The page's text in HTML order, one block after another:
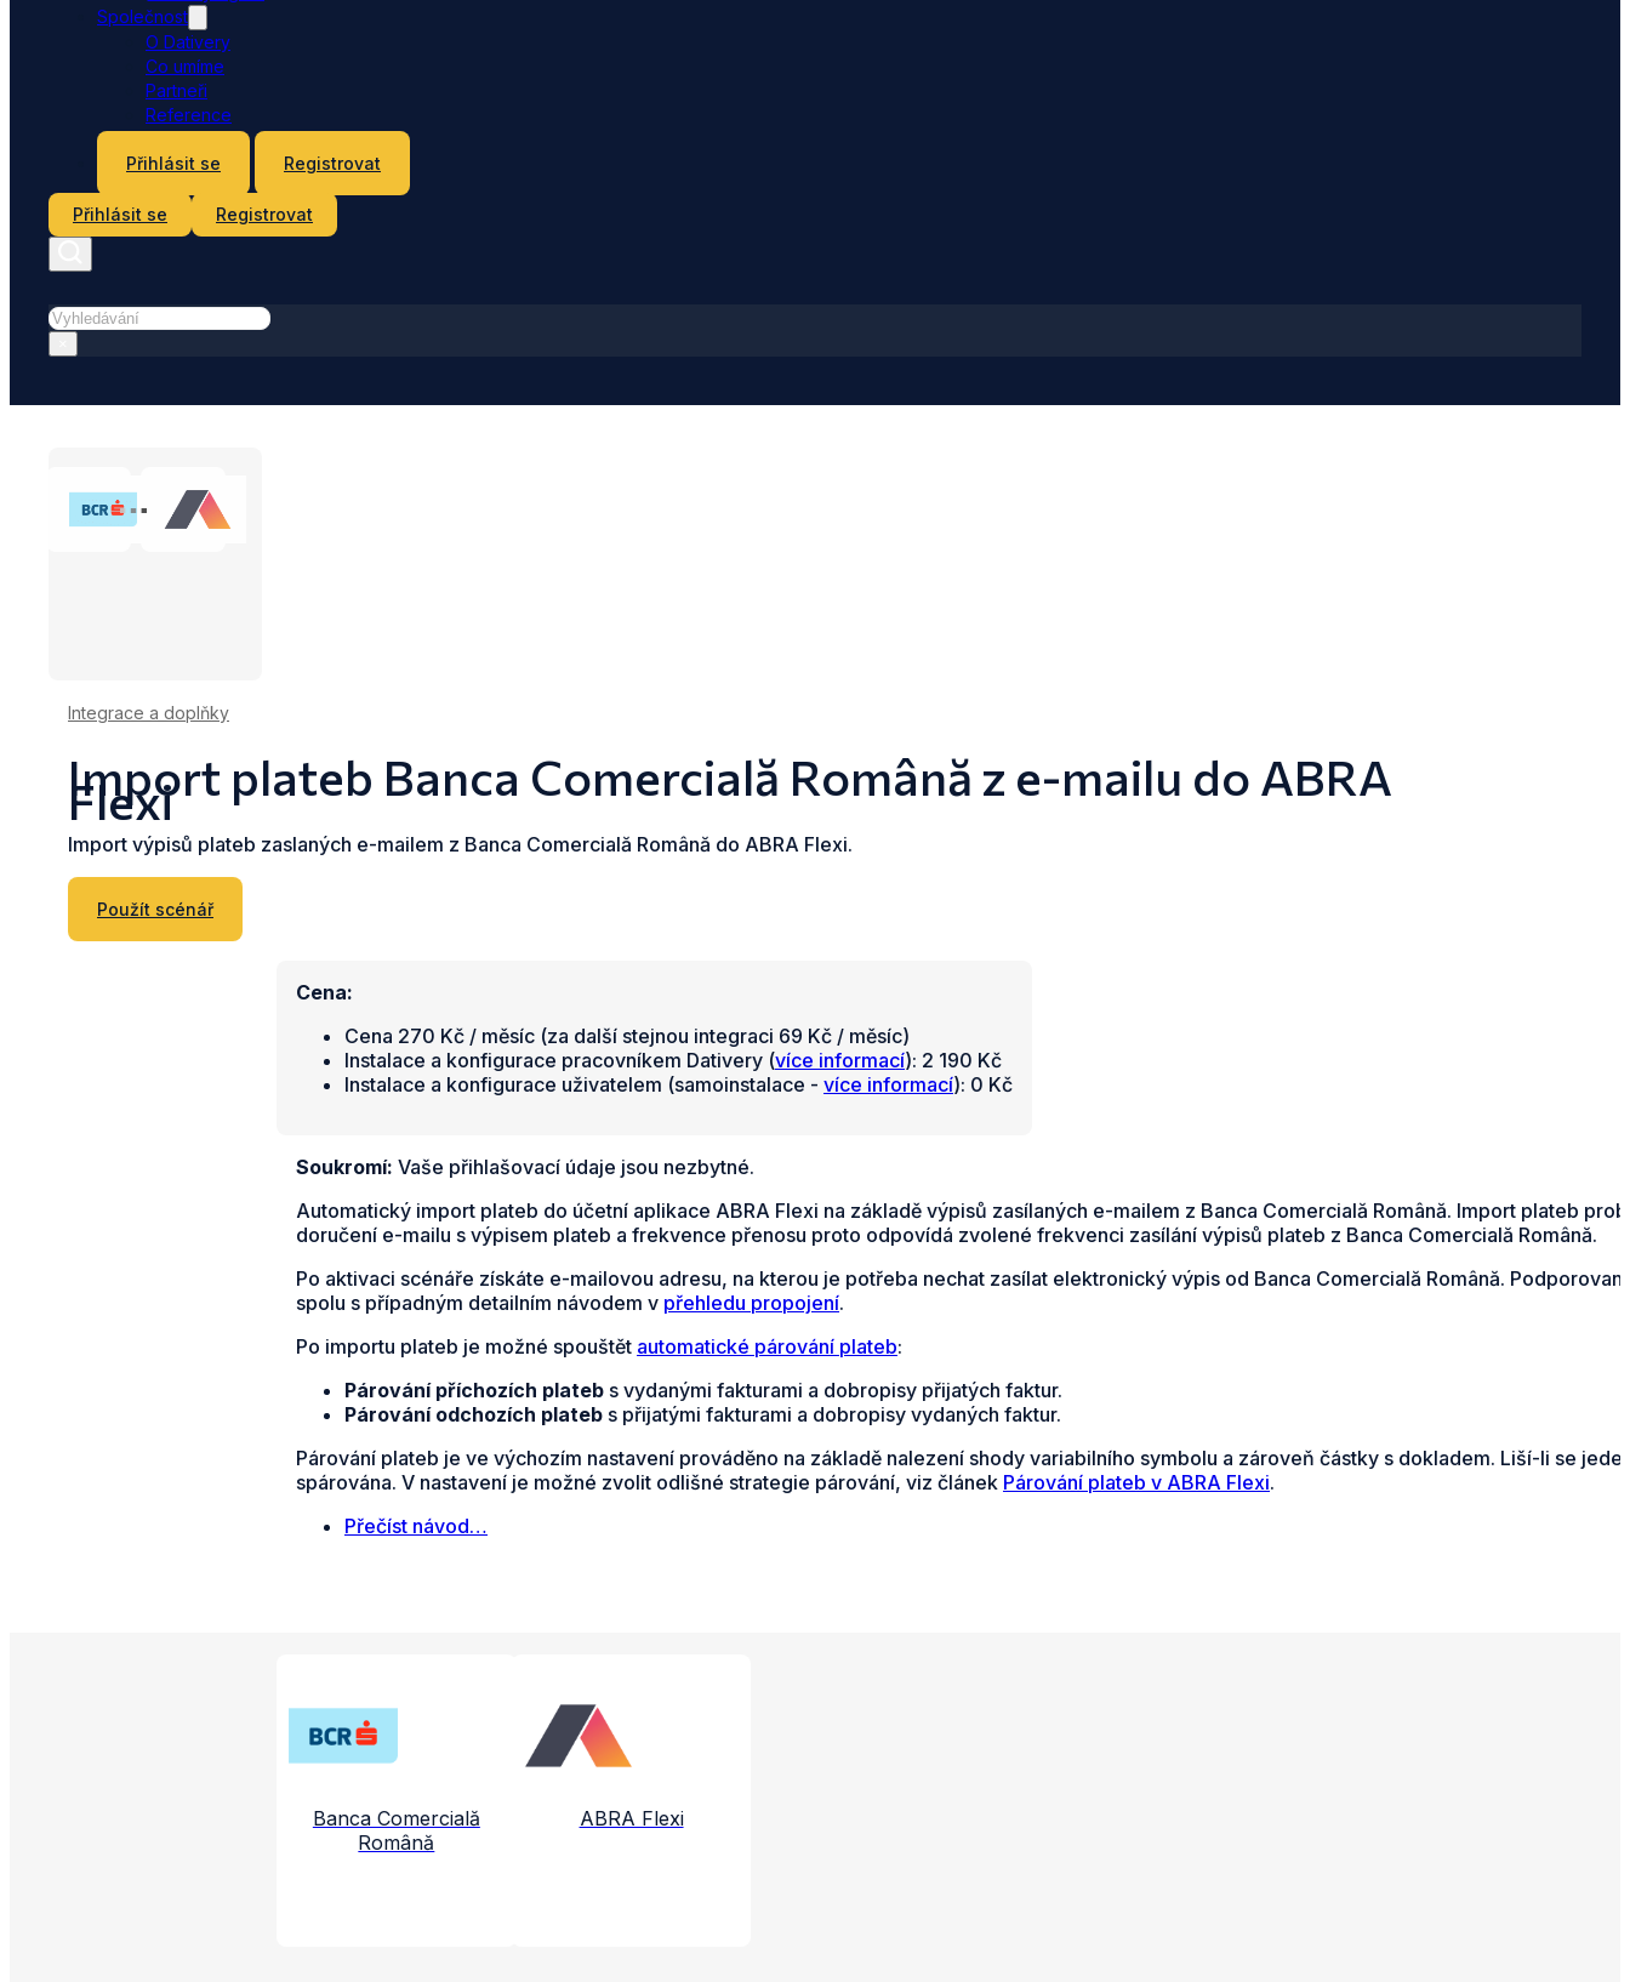
Společnost
O Dativery
Co umíme
Partneři
Reference
Přihlásit se
Registrovat
Přihlásit se Registrovat
Hledat
Integrace a doplňky
Import plateb Banca Comercială Română z e-mailu do ABRA
Flexi
Import výpisů plateb zaslaných e-mailem z Banca Comercială Română do ABRA Flexi.
Použít scénář
Cena:
Cena 270 Kč / měsíc (za další stejnou integraci 69 Kč / měsíc)
Instalace a konfigurace pracovníkem Dativery (více informací): 2 190 Kč
Instalace a konfigurace uživatelem (samoinstalace - více informací): 0 Kč
Soukromí: Vaše přihlašovací údaje jsou nezbytné.
Automatický import plateb do účetní aplikace ABRA Flexi na základě výpisů zasílaných e-mailem z Banca Comercială Română. Import plateb
doručení e-mailu s výpisem plateb a frekvence přenosu proto odpovídá zvolené frekvenci zasílání výpisů plateb z Banca Comercială Română.
Po aktivaci scénáře získáte e-mailovou adresu, na kterou je potřeba nechat zasílat elektronický výpis od Banca Comercială Română.
spolu s případným detailním návodem v přehledu propojení.
Po importu plateb je možné spouštět automatické párování plateb:
Párování příchozích plateb s vydanými fakturami a dobropisy přijatých faktur.
Párování odchozích plateb s přijatými fakturami a dobropisy vydaných faktur.
Párování plateb je ve výchozím nastavení prováděno na základě nalezení shody variabilního symbolu a zároveň částky s dokladem. Liší-li se
spárována. V nastavení je možné zvolit odlišné strategie párování, viz článek Párování plateb v ABRA Flexi.
Přečíst návod…
Banca Comercială
Română
ABRA Flexi